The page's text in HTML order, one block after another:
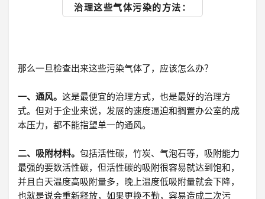
治理这些气体污染的方法：
那么一旦检查出来这些污染气体了，应该怎么办？
一、通风。 这是最便宜的治理方式，也是最好的治理方
式。但对于企业来说，发展的速度逼迫和搁置办公室的成
本压力，都不能指望单一的通风。
二、吸附材料。 包括活性碳，竹炭、气泡石等，吸附能力
最强的要数活性碳，但活性碳的吸附很容易就达到饱和，
并且白天温度高吸附量多，晚上温度低吸附量就会下降，
也就是说会重新释放，如果更换不勤，容易造成二次污